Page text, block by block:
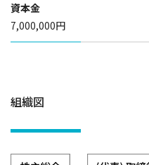
資本金
7,000,000円
組織図